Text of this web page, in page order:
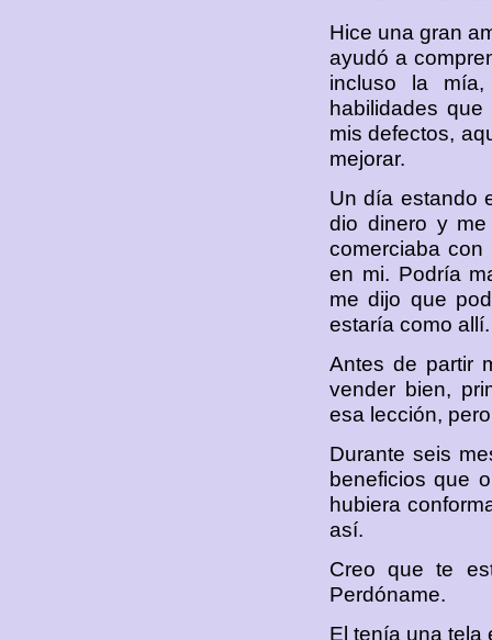
Hice una gran
ayudó a
incluso la
habilidades
mis defectos,
mejorar.
Un día estando
dio dinero y
comerciaba
en mi. Podría
me dijo que
estaría como allí.
Antes de partir
vender bien,
esa lección,
Durante seis
beneficios que
hubiera
así.
Creo que te
Perdóname.
El tenía una tela